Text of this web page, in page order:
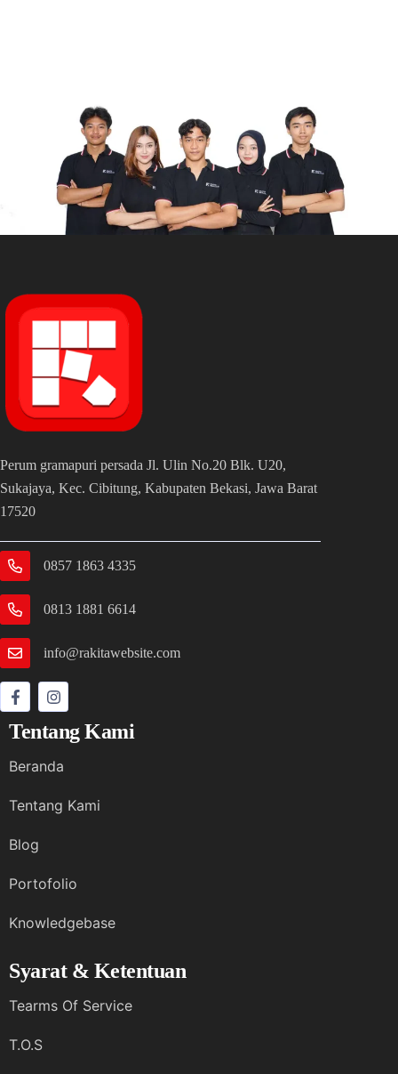
Perum gramapuri persada Jl. Ulin No.20 Blk. U20,
Sukajaya, Kec. Cibitung, Kabupaten Bekasi, Jawa Barat
17520
0857 1863 4335
0813 1881 6614
info@rakitawebsite.com
Tentang Kami
Beranda
Tentang Kami
Blog
Portofolio
Knowledgebase
Syarat & Ketentuan
Tearms Of Service
T.O.S